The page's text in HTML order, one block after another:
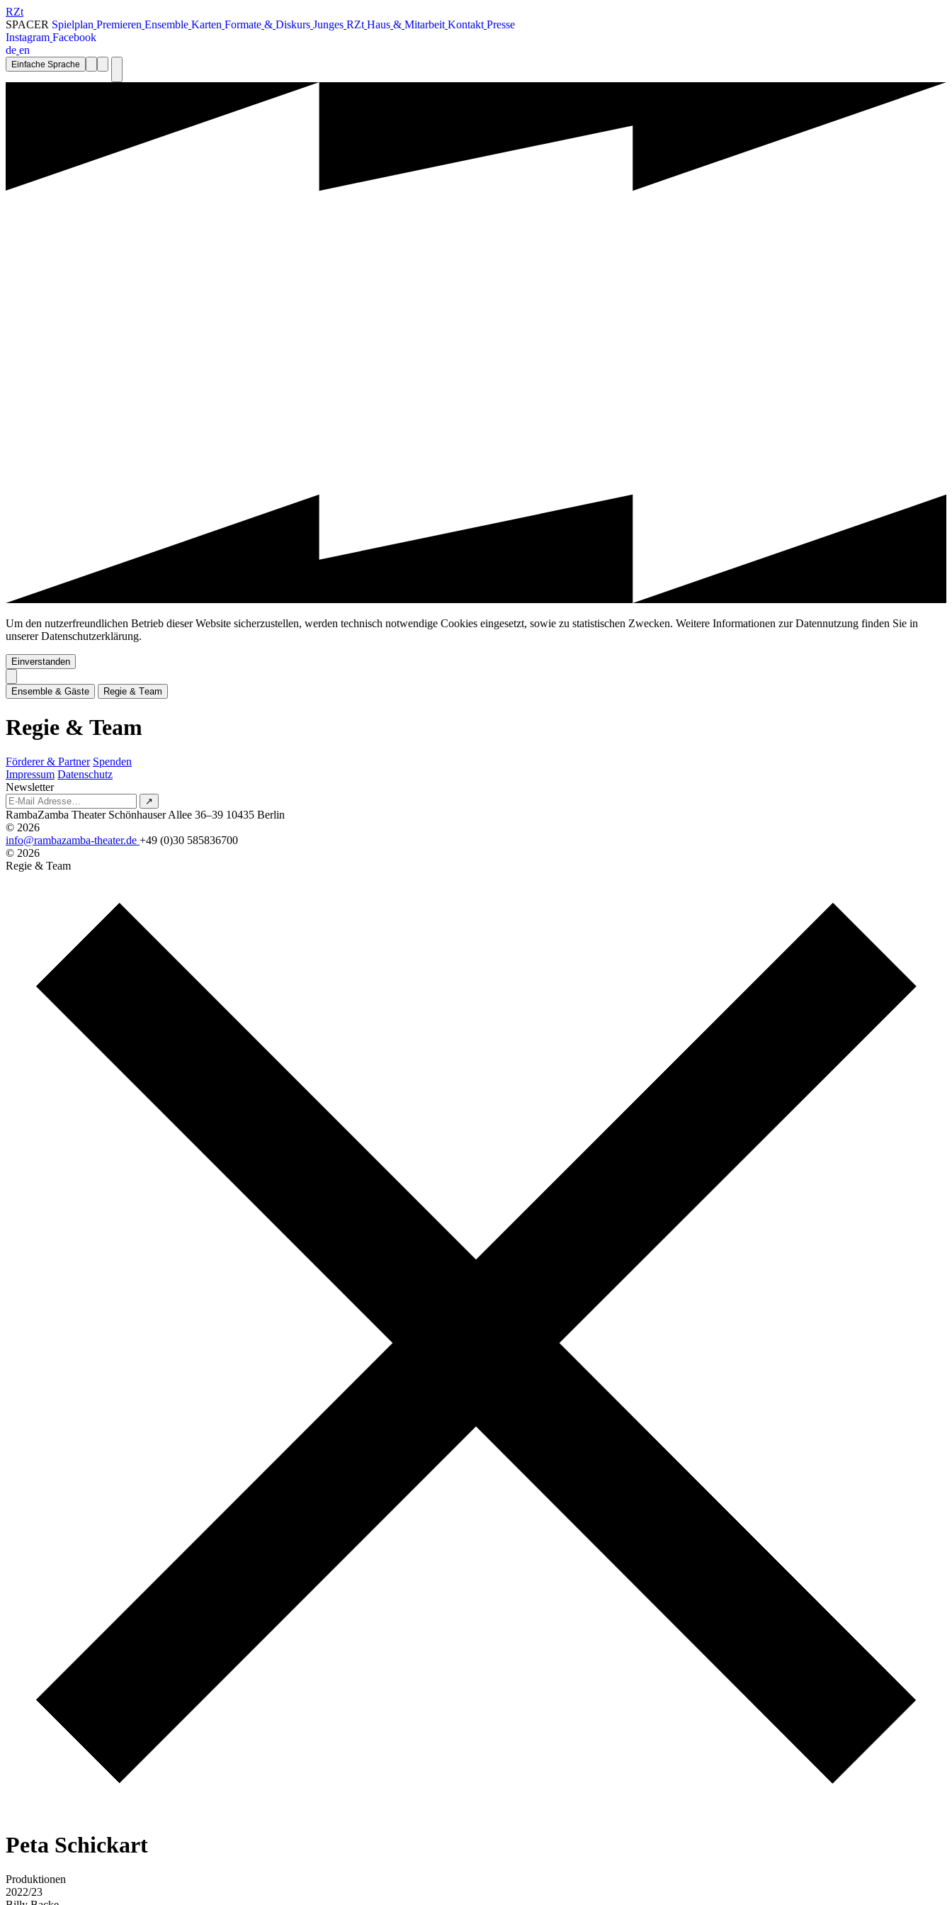
RZt
SPACER Spielplan Premieren Ensemble Karten Formate & Diskurs Junges RZt Haus & Mitarbeit Kontakt Presse
Instagram Facebook
de en
Einfache Sprache
Um den nutzerfreundlichen Betrieb dieser Website sicherzustellen, werden technisch notwendige Cookies eingesetzt, sowie zu statistischen Zwecken. Weitere Informationen zur Datennutzung finden Sie in
unserer Datenschutzerklärung.
Einverstanden
Ensem b e & Gäste Regie & Team
Regie & Team
Förderer & Partner Spenden
Impressum Datenschutz
Newsletter
↗
RambaZamba Theater Schönhauser Allee 36–39 10435 Berlin
© 2026
info@rambazamba-theater.de +49 (0)30 585836700
© 2026
Regie & Team
Peta Schickart
Produktionen
2022/23